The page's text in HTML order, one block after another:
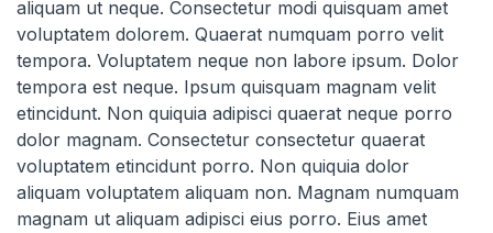
aliquam ut neque. Consectetur modi quisquam amet
voluptatem dolorem. Quaerat numquam porro velit
tempora. Voluptatem neque non labore ipsum. Dolor
tempora est neque. Ipsum quisquam magnam velit
etincidunt. Non quiquia adipisci quaerat neque porro
dolor magnam. Consectetur consectetur quaerat
voluptatem etincidunt porro. Non quiquia dolor
aliquam voluptatem aliquam non. Magnam numquam
magnam ut aliquam adipisci eius porro. Eius amet